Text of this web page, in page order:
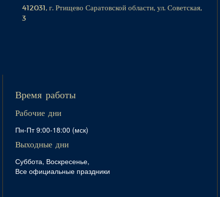
412031, г. Ртищево Саратовской области, ул. Советская,
3
Время работы
Рабочие дни
Пн-Пт 9:00-18:00 (мск)
Выходные дни
Суббота, Воскресенье,
Все официальные праздники